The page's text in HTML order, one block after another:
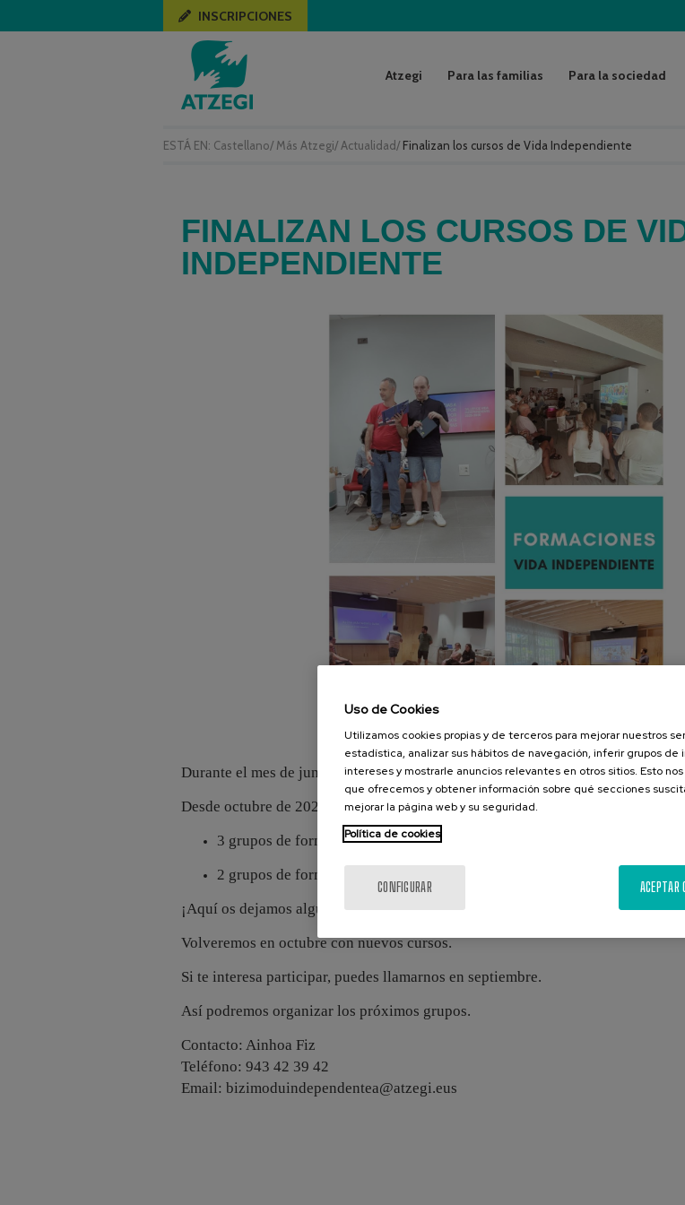
ESTÁ EN: Castellano/ Más Atzegi/ Actualidad/ Finalizan los cursos de Vida Independiente
INSCRIPCIONES
Atzegi Para las familias Para la sociedad
FINALIZAN LOS CURSOS DE
INDEPENDIENTE
Durante el mes de junio han terminado lasformaciones de vida independiente.
Desde octubre de 2025 hasta junio de 2026 hemos realizado:
3 grupos de formación básica
2 grupos de formación avanzada
¡Aquí os dejamos algunas fotos!
Volveremos en octubre con nuevos cursos.
Si te interesa participar, puedes llamarnos en septiembre.
Así podremos organizar los próximos grupos.
Contacto: Ainhoa Fiz
Teléfono: 943 42 39 42
Email: bizimoduindependentea@atzegi.eus
Uso de Cookies
Utilizamos cookies propias y de terceros para mejorar nuestros
estadística, analizar sus hábitos de navegación, inferir grupos de
intereses y mostrarle anuncios relevantes en otros sitios. Esto
que ofrecemos y obtener información sobre qué secciones
mejorar la página web y su seguridad.
Política de cookies
CONFIGURAR ACEPTAR